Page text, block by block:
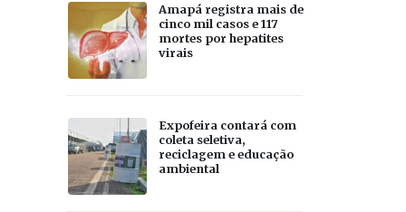
Amapá registra mais de
cinco mil casos e 117
mortes por hepatites
virais
Expofeira contará com
coleta seletiva,
reciclagem e educação
ambiental